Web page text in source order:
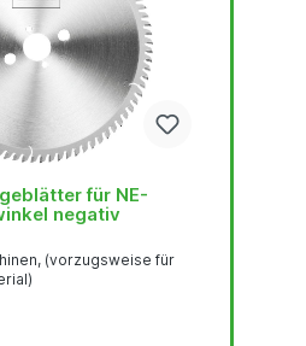
für NE-
negativ
(vorzugsweise für